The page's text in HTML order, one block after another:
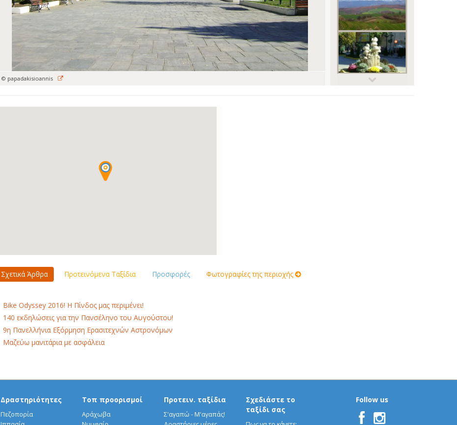
© papadakisioannis © omertuncer
Σχετικά Άρθρα Προτεινόμενα Ταξίδια Προσφορές Φωτογραφίες της περιοχής
Bike Odyssey 2016! H Πίνδος μας περιμένει!
140 εκδηλώσεις για την Πανσέληνο του Αυγούστου!
9η Πανελλήνια Εξόρμηση Ερασιτεχνών Αστρονόμων
Μαζεύω μανιτάρια με ασφάλεια
Δραστηριότητες
Πεζοπορία
Τοπ προορισμοί
Αράχωβα
Προτειν. ταξίδια
Σ'αγαπώ - Μ'αγαπάς!
Σχεδιάστε το
ταξίδι σας
Follow us